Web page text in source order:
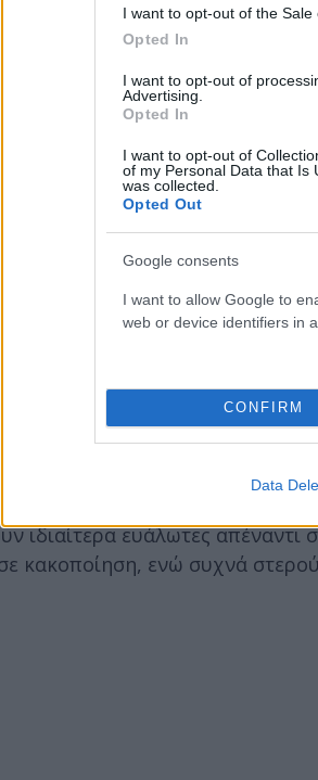
I want to opt-out of the Sale
Opted In
I want to opt-out of
Advertising.
Opted In
I want to opt-out of
of my Personal Data that Is
was collected.
Opted Out
Google consents
I want to allow Google to
web or device identifiers in
CONFIRM
Data
ΔΕΗ
η ΔΕΗ, σε συνεργασία με
ιδιαίτερα ευάλωτες
κακοποίηση, ενώ συχνά